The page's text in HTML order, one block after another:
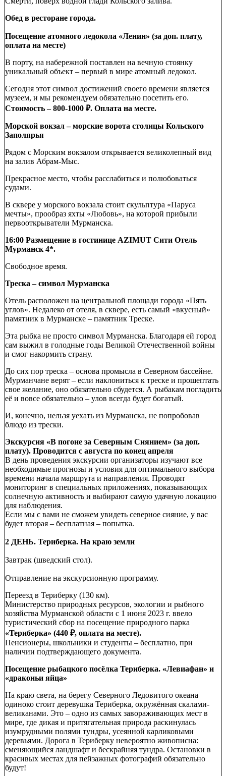
Обед в ресторане города.
Посещение атомного ледокола «Ленин» (за доп. плату,
оплата на месте)
В порту, на набережной поставлен на вечную стоянку
уникальный объект – первый в мире атомный ледокол.
Сегодня этот символ достижений своего времени является
музеем, и мы рекомендуем обязательно посетить его.
Стоимость – 800-1000 ₽. Оплата на месте.
Морской вокзал – морские ворота столицы Кольского
Заполярья
Рядом с Морским вокзалом открывается великолепный вид
на залив Абрам-Мыс.
Прекрасное место, чтобы расслабиться и полюбоваться
судами.
В сквере у морского вокзала стоит скульптура «Паруса
мечты», прообраз яхты «Любовь», на которой прибыли
первооткрыватели Мурманска.
16:00 Размещение в гостинице AZIMUT Сити Отель
Мурманск 4*.
Свободное время.
Треска – символ Мурманска
Отель расположен на центральной площади города «Пять
углов». Недалеко от отеля, в сквере, есть самый «вкусный»
памятник в Мурманске – памятник Треске.
Эта рыбка не просто символ Мурманска. Благодаря ей город
сам выжил в голодные годы Великой Отечественной войны
и смог накормить страну.
До сих пор треска – основа промысла в Северном бассейне.
Мурманчане верят – если наклониться к треске и прошептать
свое желание, оно обязательно сбудется. А рыбакам погладить
её и вовсе обязательно – улов всегда будет богатый.
И, конечно, нельзя уехать из Мурманска, не попробовав
блюдо из трески.
Экскурсия «В погоне за Северным Сиянием» (за доп.
плату). Проводится с августа по конец апреля
В день проведения экскурсии организаторы изучают все
необходимые прогнозы и условия для оптимального выбора
времени начала маршрута и направления. Проводят
мониторинг в специальных приложениях, показывающих
солнечную активность и выбирают самую удачную локацию
для наблюдения.
Если мы с вами не сможем увидеть северное сияние, у вас
будет вторая – бесплатная – попытка.
2 ДЕНЬ. Териберка. На краю земли
Завтрак (шведский стол).
Отправление на экскурсионную программу.
Переезд в Териберку (130 км).
Министерство природных ресурсов, экологии и рыбного
хозяйства Мурманской области с 1 июня 2023 г. ввело
туристический сбор на посещение природного парка
«Териберка» (440 ₽, оплата на месте).
Пенсионеры, школьники и студенты – бесплатно, при
наличии подтверждающего документа.
Посещение рыбацкого посёлка Териберка. «Левиафан» и
«драконьи яйца»
На краю света, на берегу Северного Ледовитого океана
одиноко стоит деревушка Териберка, окружённая скалами-
великанами. Это – одно из самых завораживающих мест в
мире, где дикая и притягательная природа раскинулась
изумрудными полями тундры, усеянной карликовыми
деревьями. Дорога в Териберку невероятно живописна:
сменяющийся ландшафт и бескрайняя тундра. Остановки в
красивых местах для пейзажных фотографий обязательно
будут!